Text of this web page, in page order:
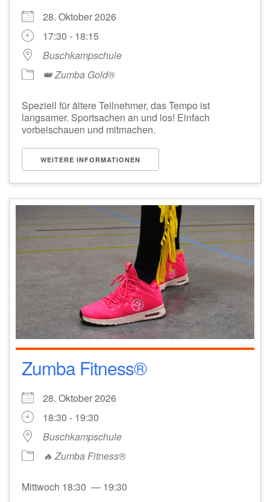
28. Oktober 2026
17:30 - 18:15
Buschkampschule
👑 Zumba Gold®
Speziell für ältere Teilnehmer, das Tempo ist
langsamer. Sportsachen an und los! Einfach
vorbeischauen und mitmachen.
WEITERE INFORMATIONEN
Zumba Fitness®
28. Oktober 2026
18:30 - 19:30
Buschkampschule
🔥 Zumba Fitness®
Mittwoch 18:30 — 19:30